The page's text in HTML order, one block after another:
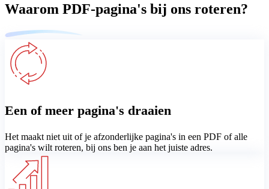
Waarom PDF-pagina's bij ons roteren?
Een of meer pagina's draaien
Het maakt niet uit of je afzonderlijke pagina's in een PDF of alle
pagina's wilt roteren, bij ons ben je aan het juiste adres.